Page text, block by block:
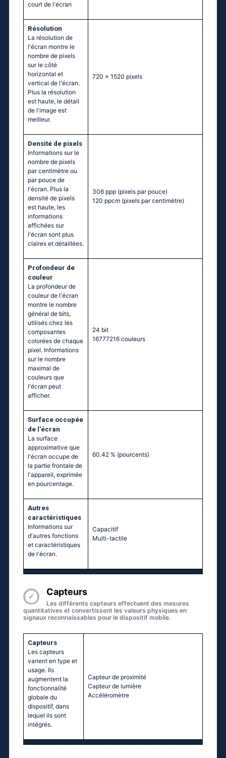
court de l'écran
Résolution
La résolution de
l'écran montre le
nombre de pixels
sur le côté
horizontal et
vertical de l'écran.
Plus la résolution
est haute, le détail
de l'image est
meilleur.
720 x 1520 pixels
Densité de pixels
Informations sur le
nombre de pixels
par centimètre ou
par pouce de
l'écran. Plus la
densité de pixels
est haute, les
informations
affichées sur
l'écran sont plus
claires et détaillées.
306 ppp (pixels par pouce)
120 ppcm (pixels par centimètre)
Profondeur de
couleur
La profondeur de
couleur de l'écran
montre le nombre
général de bits,
utilisés chez les
composantes
colorées de chaque
pixel. Informations
sur le nombre
maximal de
couleurs que
l'écran peut
afficher.
24 bit
16777216 couleurs
Surface occupée
de l'écran
La surface
approximative que
l'écran occupe de
la partie frontale de
l'appareil, exprimée
en pourcentage.
60.42 % (pourcents)
Autres
caractéristiques
Informations sur
d'autres fonctions
et caractéristiques
de l'écran.
Capacitif
Multi-tactile
Capteurs
Les différents capteurs effectuent des mesures
quantitatives et convertissent les valeurs physiques en
signaux reconnaissables pour le dispositif mobile.
Capteurs
Les capteurs
varient en type et
usage. Ils
augmentent la
fonctionnalité
globale du
dispositif, dans
lequel ils sont
intégrés.
Capteur de proximité
Capteur de lumière
Accéléromètre